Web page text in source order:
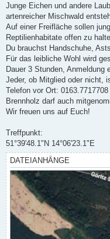
Junge Eichen und andere
artenreicher Mischwald
Auf einer Freifläche sollen
Reptilienhabitate offen zu
Du brauchst Handschuhe,
Für das leibliche Wohl wird
Dauer 3 Stunden, Anmeldung
Jeder, ob Mitglied oder nicht,
Telefon vor Ort: 0163.7717708
Brennholz darf auch
Wir freuen uns auf Euch!
Treffpunkt:
51°39'48.1"N 14°06'23.1"E
DATEIANHÄNGE